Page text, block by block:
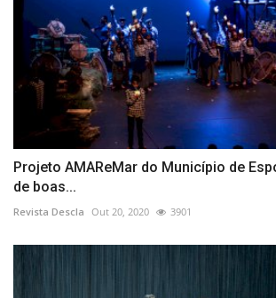
Projeto AMAReMar do Município de
de boas...
Revista Descla Out 20, 2020 3901